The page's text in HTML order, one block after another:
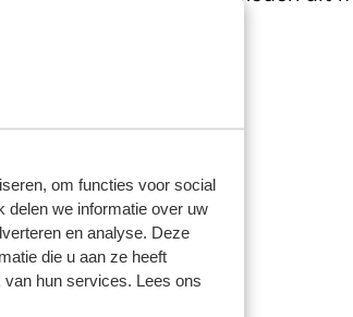
om functies voor social
delen we informatie over uw
en analyse. Deze
die u aan ze heeft
hun services. Lees ons